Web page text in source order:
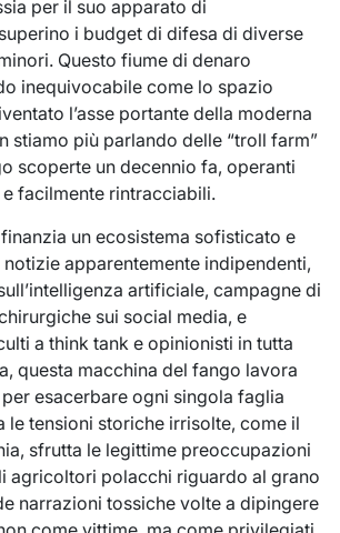
per il suo apparato di
i budget di difesa di diverse
Questo fiume di denaro
inequivocabile come lo spazio
l’asse portante della moderna
stiamo più parlando delle “troll farm”
scoperte un decennio fa, operanti
facilmente rintracciabili.
un ecosistema sofisticato e
apparentemente indipendenti,
artificiale, campagne di
sui social media, e
a think tank e opinionisti in tutta
questa macchina del fango lavora
esacerbare ogni singola faglia
le tensioni storiche irrisolte, come il
sfrutta le legittime preoccupazioni
agricoltori polacchi riguardo al grano
narrazioni tossiche volte a dipingere